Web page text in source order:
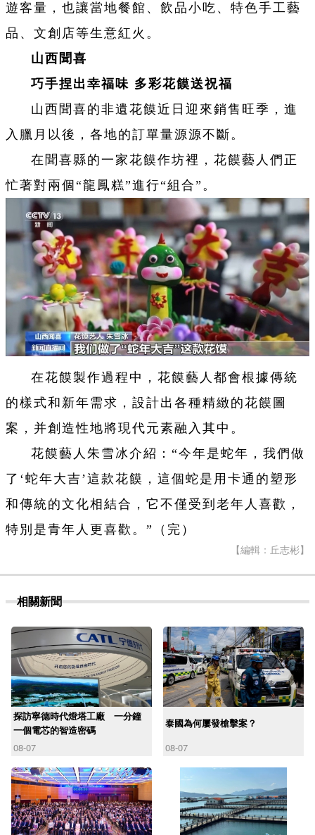
遊客量，也讓當地餐館、飲品小吃、特色手工藝
品、文創店等生意紅火。
山西聞喜
巧手捏出幸福味 多彩花饃送祝福
山西聞喜的非遺花饃近日迎來銷售旺季，進
入臘月以後，各地的訂單量源源不斷。
在聞喜縣的一家花饃作坊裡，花饃藝人們正
忙著對兩個“龍鳳糕”進行“組合”。
在花饃製作過程中，花饃藝人都會根據傳統
的樣式和新年需求，設計出各種精緻的花饃圖
案，并創造性地將現代元素融入其中。
花饃藝人朱雪冰介紹：“今年是蛇年，我們做
了‘蛇年大吉’這款花饃，這個蛇是用卡通的塑形
和傳統的文化相結合，它不僅受到老年人喜歡，
特別是青年人更喜歡。”
（完）
【編輯：丘志彬】
相關新聞
探訪寧德時代燈塔工廠 一分鐘
一個電芯的智造密碼
08-07
泰國為何屢發槍擊案？
08-07